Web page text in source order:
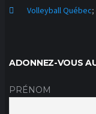
Volleyball Québec;
ADONNEZ-VOUS
PRÉNOM